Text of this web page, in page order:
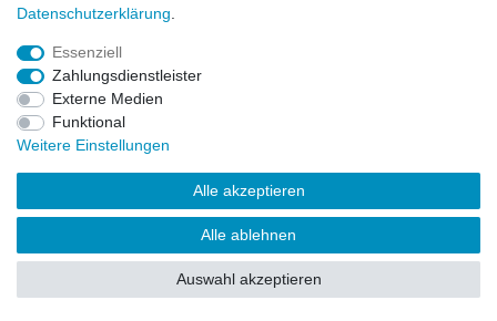
© Copyright 2026 | Alle Rechte vorbehalten.
Daten­schutz­erklärung
Essenziell
Zahlungsdienstleister
Externe Medien
Funktional
Weitere Einstellungen
Alle akzeptieren
Alle ablehnen
Auswahl akzeptieren